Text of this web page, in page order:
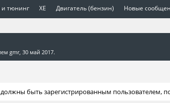
и тюнинг XE Двигатель (бензин) Новые
gmr, 30 май 2017.
быть зарегистрированным пользователем,